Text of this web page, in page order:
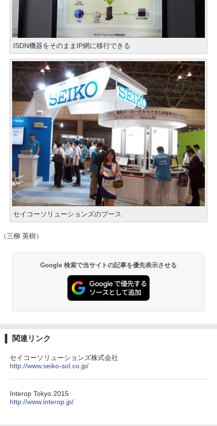
ISDN機器をそのままIP網に移行できる
セイコーソリューションズのブース
（三柳 英樹）
Google 検索で当サイトの記事を優先表示させる
関連リンク
セイコーソリューションズ株式会社
http://www.seiko-sol.co.jp/
Interop Tokyo 2015
http://www.interop.jp/